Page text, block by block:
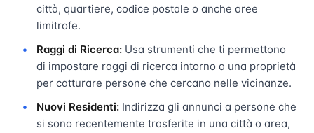
città, quartiere, codice postale o anche aree
limitrofe.
Raggi di Ricerca: Usa strumenti che ti permettono
di impostare raggi di ricerca intorno a una proprietà
per catturare persone che cercano nelle vicinanze.
Nuovi Residenti: Indirizza gli annunci a persone che
si sono recentemente trasferite in una città o area,